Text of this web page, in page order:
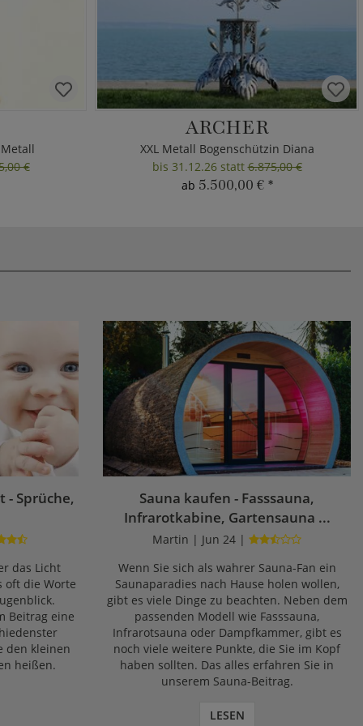
€
ARCHER
XXL Metall Bogenschützin Diana
bis 31.12.26 statt6.875,00 €
ab 5.500,00 € *
- Sprüche,
das Licht
oft die Worte
Beitrag eine
den kleinen
heißen.
Sauna kaufen - Fasssauna,
Infrarotkabine, Gartensauna ...
Martin | Jun 24 |
Wenn Sie sich als wahrer Sauna-Fan ein
Saunaparadies nach Hause holen wollen,
gibt es viele Dinge zu beachten. Neben dem
passenden Modell wie Fasssauna,
Infrarotsauna oder Dampfkammer, gibt es
noch viele weitere Punkte, die Sie im Kopf
haben sollten. Das alles erfahren Sie in
unserem Sauna-Beitrag.
LESEN